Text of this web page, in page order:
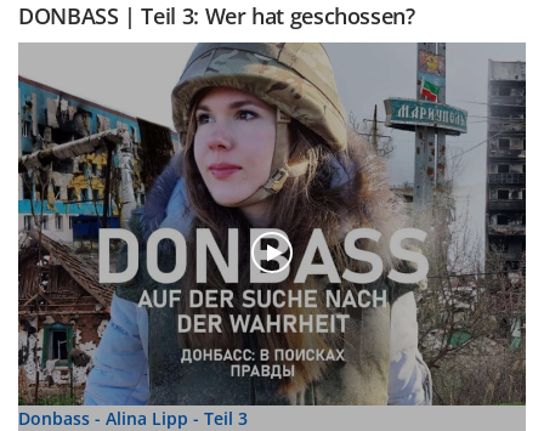
DONBASS | Teil 3: Wer hat geschossen?
Donbass - Alina Lipp - Teil 3